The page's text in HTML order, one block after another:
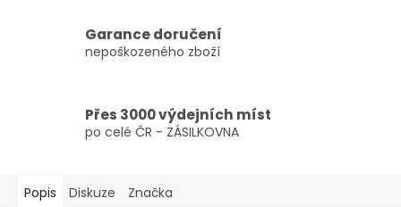
Garance doručení
nepoškozeného zboží
Přes 3000 výdejních míst
po celé ČR - ZÁSILKOVNA
Popis Diskuze Značka